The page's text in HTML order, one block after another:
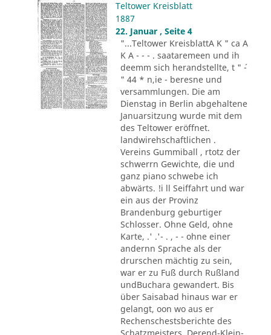
Teltower Kreisblatt
1887
22. Januar , Seite 4
"...Teltower KreisblattA K " ca A
K A - - - . saataremeen und ih
deemm sich herandstellte, t " ´-
" 44 * n,ie - beresne und
versammlungen. Die am
Dienstag in Berlin abgehaltene
Januarsitzung wurde mit dem
des Teltower eröffnet.
landwirehschaftlichen .
Vereins Gummiball , rtotz der
schwerrn Gewichte, die und
ganz piano schwebe ich
abwärts. !i ll Seiffahrt und war
ein aus der Provinz
Brandenburg geburtiger
Schlosser. Ohne Geld, ohne
Karte, .' .'- . , - - ohne einer
andernn Sprache als der
drurschen mächtig zu sein,
war er zu Fuß durch Rußland
undBuchara gewandert. Bis
über Saisabad hinaus war er
gelangt, oon wo aus er
Rechenschestsberichte des